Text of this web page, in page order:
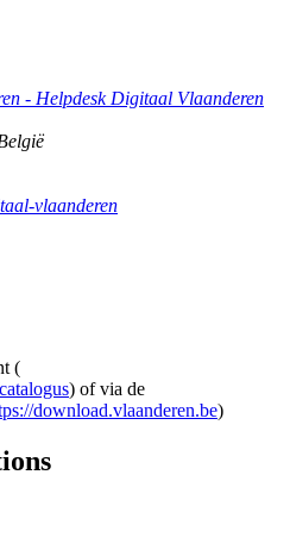
- Helpdesk Digitaal Vlaanderen
vlaanderen
(
) of via de
download.vlaanderen.be)